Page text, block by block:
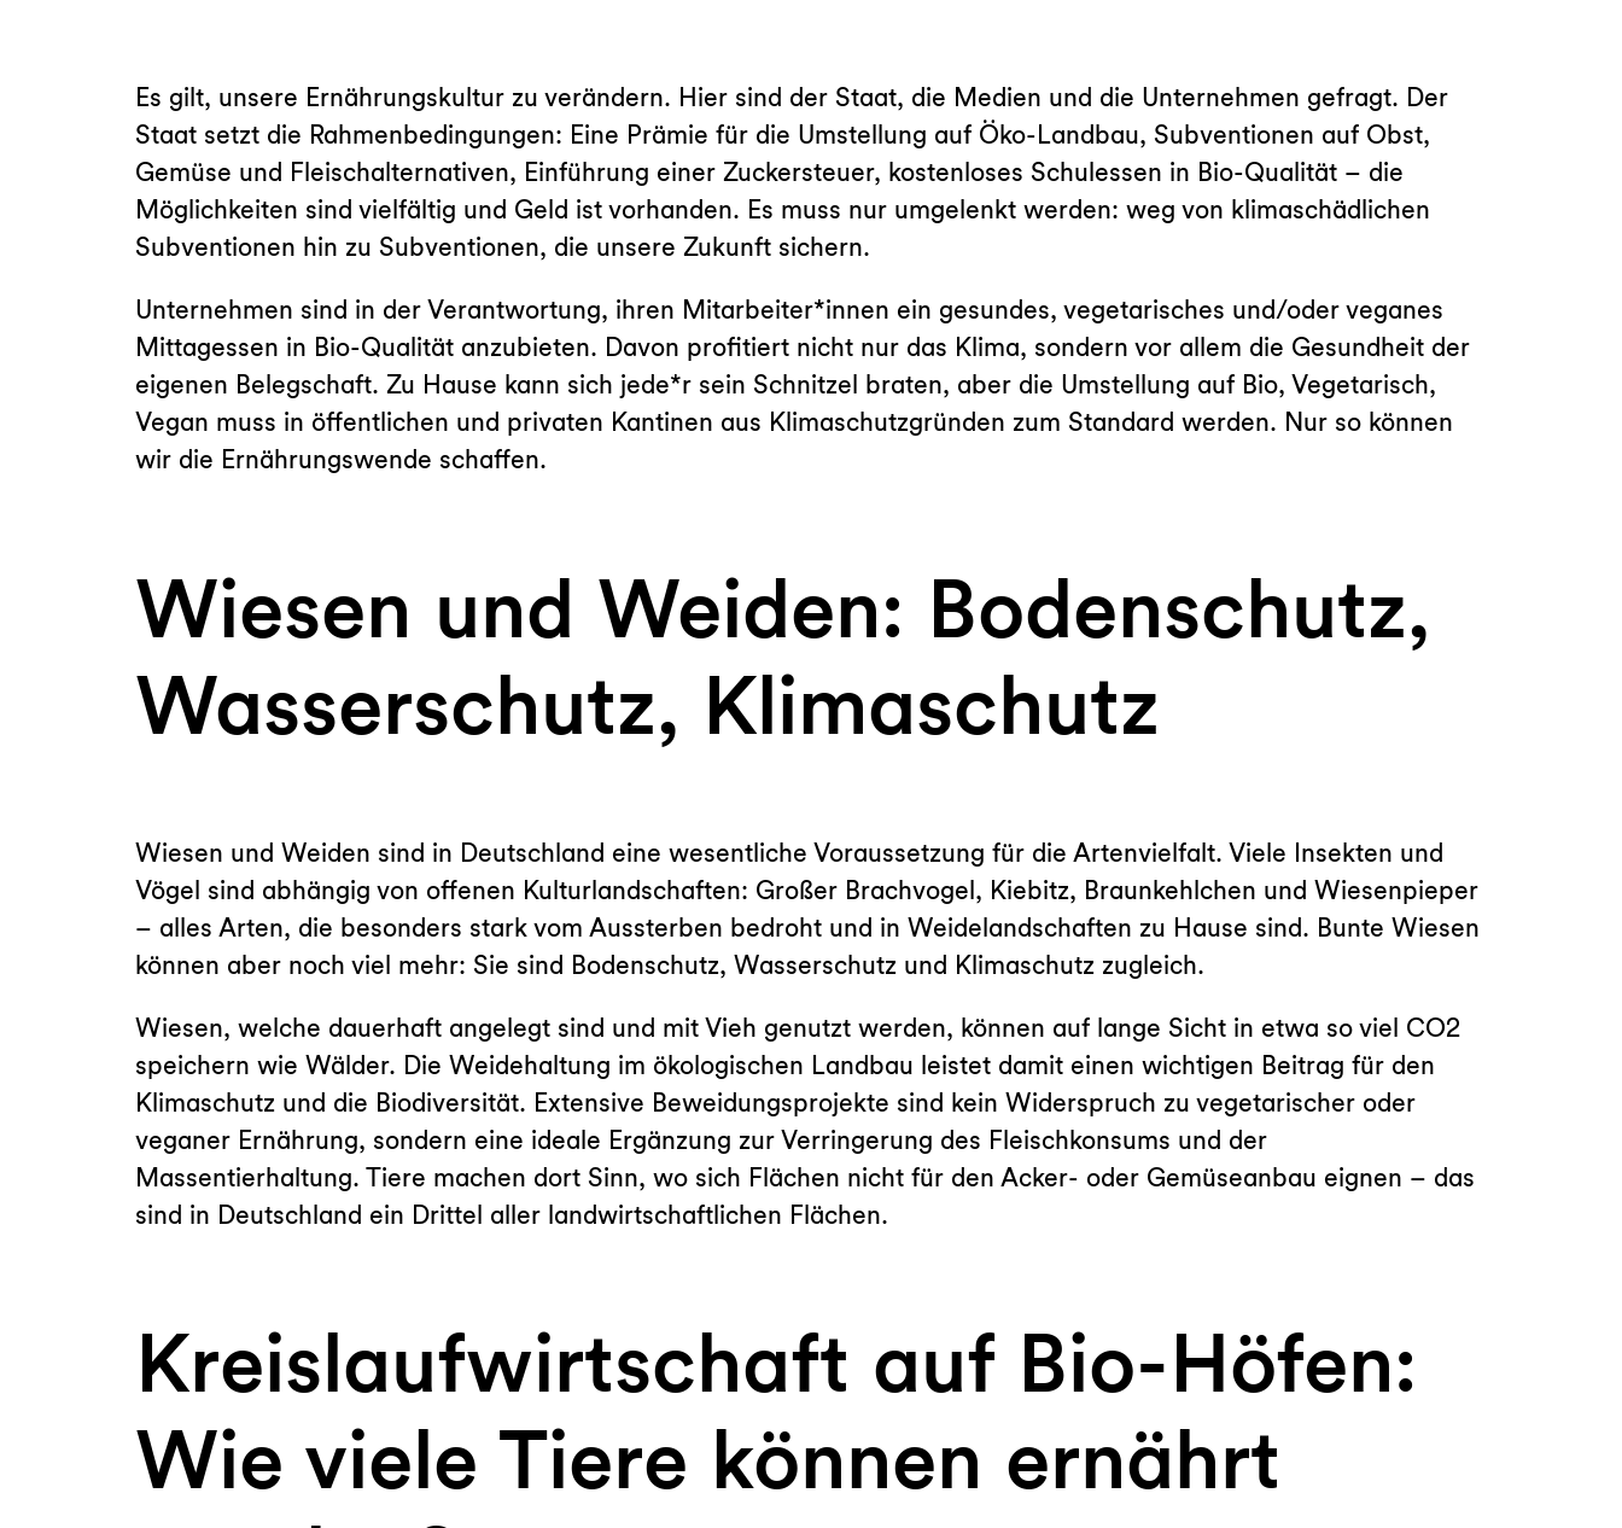
Es gilt, unsere Ernährungskultur zu verändern. Hier sind der Staat, die Medien und die Unternehmen gefragt. Der
Staat setzt die Rahmenbedingungen: Eine Prämie für die Umstellung auf Öko-Landbau, Subventionen auf Obst,
Gemüse und Fleischalternativen, Einführung einer Zuckersteuer, kostenloses Schulessen in Bio-Qualität – die
Möglichkeiten sind vielfältig und Geld ist vorhanden. Es muss nur umgelenkt werden: weg von klimaschädlichen
Subventionen hin zu Subventionen, die unsere Zukunft sichern.
Unternehmen sind in der Verantwortung, ihren Mitarbeiter*innen ein gesundes, vegetarisches und/oder veganes
Mittagessen in Bio-Qualität anzubieten. Davon profitiert nicht nur das Klima, sondern vor allem die Gesundheit der
eigenen Belegschaft. Zu Hause kann sich jede*r sein Schnitzel braten, aber die Umstellung auf Bio, Vegetarisch,
Vegan muss in öffentlichen und privaten Kantinen aus Klimaschutzgründen zum Standard werden. Nur so können
wir die Ernährungswende schaffen.
Wiesen und Weiden: Bodenschutz,
Wasserschutz, Klimaschutz
Wiesen und Weiden sind in Deutschland eine wesentliche Voraussetzung für die Artenvielfalt. Viele Insekten und
Vögel sind abhängig von offenen Kulturlandschaften: Großer Brachvogel, Kiebitz, Braunkehlchen und Wiesenpieper
– alles Arten, die besonders stark vom Aussterben bedroht und in Weidelandschaften zu Hause sind. Bunte Wiesen
können aber noch viel mehr: Sie sind Bodenschutz, Wasserschutz und Klimaschutz zugleich.
Wiesen, welche dauerhaft angelegt sind und mit Vieh genutzt werden, können auf lange Sicht in etwa so viel CO2
speichern wie Wälder. Die Weidehaltung im ökologischen Landbau leistet damit einen wichtigen Beitrag für den
Klimaschutz und die Biodiversität. Extensive Beweidungsprojekte sind kein Widerspruch zu vegetarischer oder
veganer Ernährung, sondern eine ideale Ergänzung zur Verringerung des Fleischkonsums und der
Massentierhaltung. Tiere machen dort Sinn, wo sich Flächen nicht für den Acker- oder Gemüseanbau eignen – das
sind in Deutschland ein Drittel aller landwirtschaftlichen Flächen.
Kreislaufwirtschaft auf Bio-Höfen:
Wie viele Tiere können ernährt